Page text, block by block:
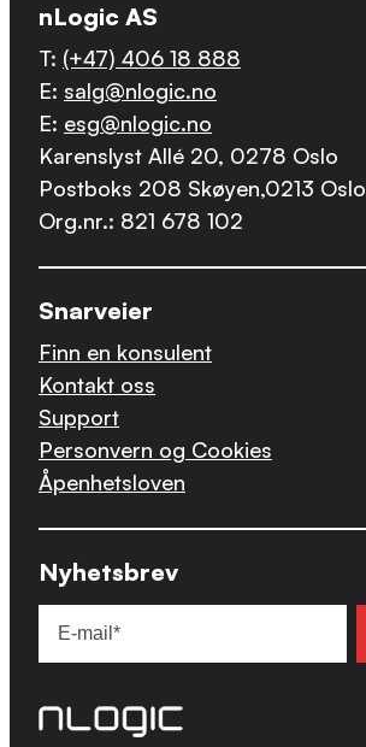
nLogic AS
T: (+47) 406 18 888
E: salg@nlogic.no
E: esg@nlogic.no
Karenslyst Allé 20, 0278 Oslo
Postboks 208 Skøyen,0213 Oslo
Org.nr.: 821 678 102
Snarveier
Finn en konsulent
Kontakt oss
Support
Personvern og Cookies
Åpenhetsloven
Nyhetsbrev